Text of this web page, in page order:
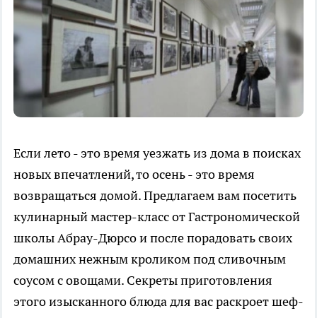
Если лето - это время уезжать из дома в поисках
новых впечатлений, то осень - это время
возвращаться домой. Предлагаем вам посетить
кулинарный мастер-класс от Гастрономической
школы Абрау-Дюрсо и после порадовать своих
домашних нежным кроликом под сливочным
соусом с овощами. Секреты приготовления
этого изысканного блюда для вас раскроет шеф-